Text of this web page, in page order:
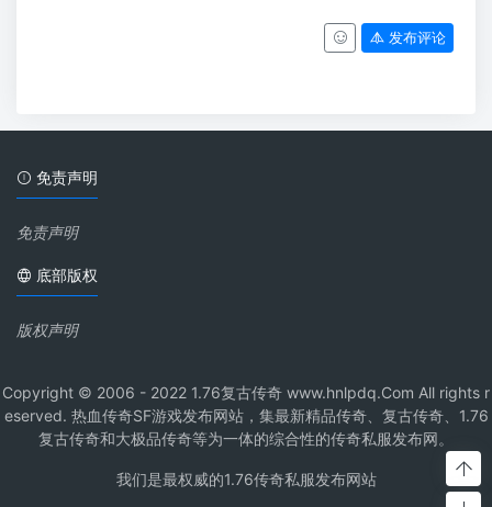
发布评论
免责声明
免责声明
底部版权
版权声明
Copyright © 2006 - 2022 1.76复古传奇 www.hnlpdq.Com All rights r
eserved. 热血传奇SF游戏发布网站，集最新精品传奇、复古传奇、1.76
复古传奇和大极品传奇等为一体的综合性的传奇私服发布网。
我们是最权威的1.76传奇私服发布网站